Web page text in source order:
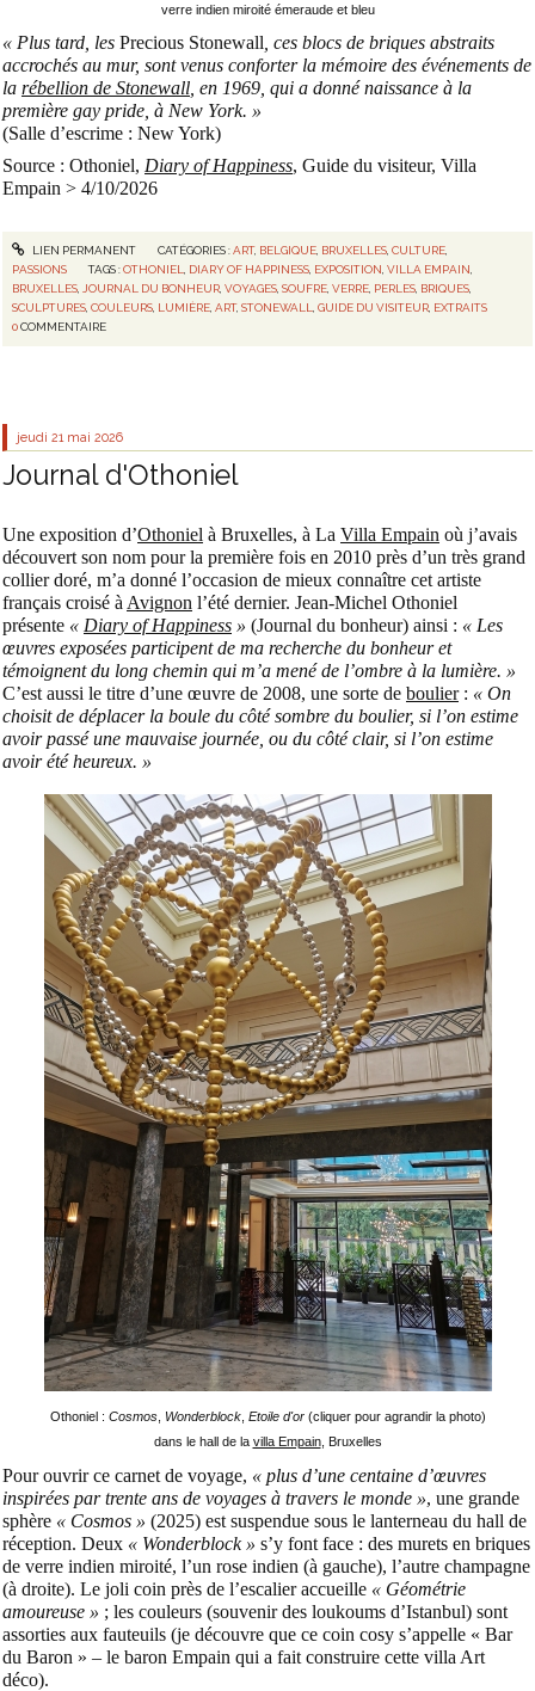
verre indien miroité émeraude et bleu
« Plus tard, les Precious Stonewall , ces blocs de briques abstraits
accrochés au mur, sont venus conforter la mémoire des événements de
la rébellion de Stonewall , en 1969, qui a donné naissance à la
première gay pride, à New York. »
(Salle d’escrime : New York)
Source : Othoniel, Diary of Happiness, Guide du visiteur, Villa
Empain > 4/10/2026
LIEN PERMANENT CATÉGORIES :ART, BELGIQUE, BRUXELLES, CULTURE,
PASSIONS
TAGS :OTHONIEL DIARY OF HAPPINESS EXPOSITION ,VILLA EMPAIN
BRUXELLES JOURNAL DU BONHEUR ,VOYAGES ,SOUFRE ,VERRE PERLES BRIQUES
SCULPTURES ,COULEURS LUMIÈRE ,ART,STONEWALL ,GUIDE DU VISITEUR EXTRAITS
0COMMENTAIRE
jeudi 21 mai 2026
Journal d'Othoniel
Une exposition d’Othoniel à Bruxelles, à La Villa Empain où j’avais
découvert son nom pour la première fois en 2010 près d’un très grand
collier doré, m’a donné l’occasion de mieux connaître cet artiste
français croisé à Avignon l’été dernier. Jean-Michel Othoniel
présente « Diary of Happiness » (Journal du bonheur) ainsi : « Les
œuvres exposées participent de ma recherche du bonheur et
témoignent du long chemin qui m’a mené de l’ombre à la lumière. »
C’est aussi le titre d’une œuvre de 2008, une sorte de boulier: « On
choisit de déplacer la boule du côté sombre du boulier, si l’on estime
avoir passé une mauvaise journée, ou du côté clair, si l’on estime
avoir été heureux. »
Othoniel : Cosmos, Wonderblock, Etoile d'or (cliquer pour agrandir la photo)
dans le hall de la villa Empain, Bruxelles
Pour ouvrir ce carnet de voyage, « plus d’une centaine d’œuvres
inspirées par trente ans de voyages à travers le monde », une grande
sphère « Cosmos » (2025) est suspendue sous le lanterneau du hall de
réception. Deux « Wonderblock » s’y font face : des murets en briques
de verre indien miroité, l’un rose indien (à gauche), l’autre champagne
(à droite). Le joli coin près de l’escalier accueille « Géométrie
amoureuse » ; les couleurs (souvenir des loukoums d’Istanbul) sont
assorties aux fauteuils (je découvre que ce coin cosy s’appelle « Bar
du Baron » – le baron Empain qui a fait construire cette villa Art
déco).